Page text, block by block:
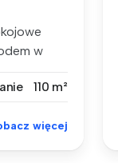
w
110 m²
więcej